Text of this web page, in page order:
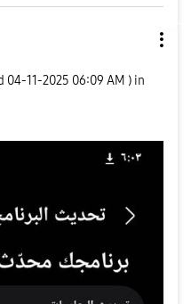
‎04-11-2025 06:09 AM ) in